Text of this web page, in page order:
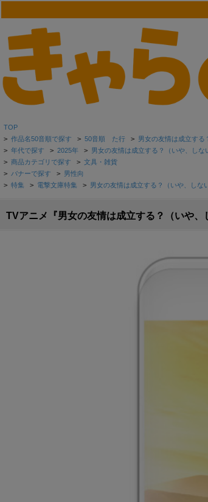
TOP
> 作品名50音順で探す > 50音順 た行 > 男女の友情は成立する
> 年代で探す > 2025年 > 男女の友情は成立する？（いや、しな
> 商品カテゴリで探す > 文具・雑貨
> バナーで探す > 男性向
> 特集 > 電撃文庫特集 > 男女の友情は成立する？（いや、しな
TVアニメ『男女の友情は成立する？（いや